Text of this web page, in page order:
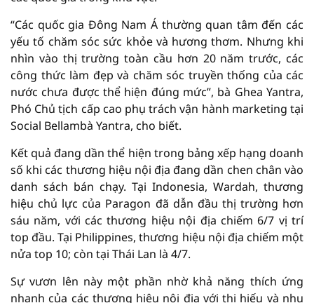
“Các quốc gia Đông Nam Á thường quan tâm đến các
yếu tố chăm sóc sức khỏe và hương thơm. Nhưng khi
nhìn vào thị trường toàn cầu hơn 20 năm trước, các
công thức làm đẹp và chăm sóc truyền thống của các
nước chưa được thể hiện đúng mức”, bà Ghea Yantra,
Phó Chủ tịch cấp cao phụ trách vận hành marketing tại
Social Bellambà Yantra, cho biết.
Kết quả đang dần thể hiện trong bảng xếp hạng doanh
số khi các thương hiệu nội địa đang dần chen chân vào
danh sách bán chạy. Tại Indonesia, Wardah, thương
hiệu chủ lực của Paragon đã dẫn đầu thị trường hơn
sáu năm, với các thương hiệu nội địa chiếm 6/7 vị trí
top đầu. Tại Philippines, thương hiệu nội địa chiếm một
nửa top 10; còn tại Thái Lan là 4/7.
Sự vươn lên này một phần nhờ khả năng thích ứng
nhanh của các thương hiệu nội địa với thị hiếu và nhu